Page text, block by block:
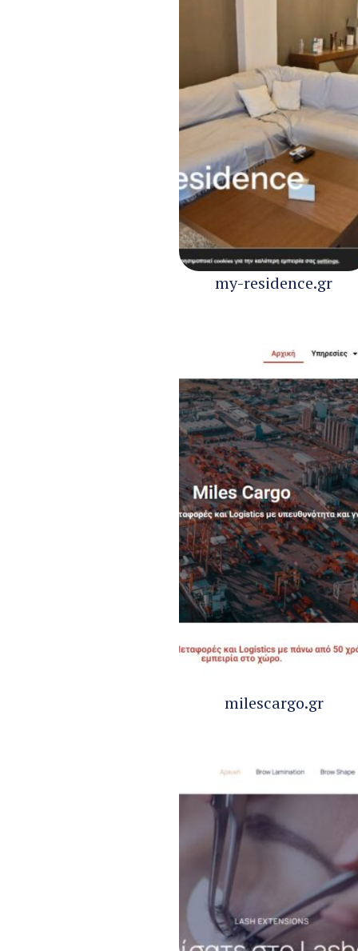
my-residence.gr
milescargo.gr